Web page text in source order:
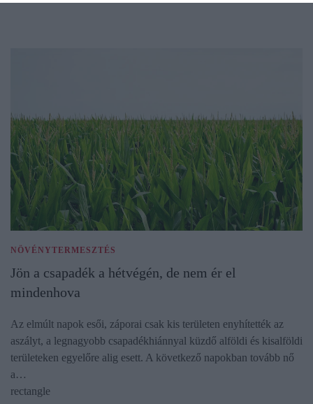
NÖVÉNYTERMESZTÉS
Jön a csapadék a hétvégén, de nem ér el
mindenhova
Az elmúlt napok esői, záporai csak kis területen enyhítették az
aszályt, a legnagyobb csapadékhiánnyal küzdő alföldi és kisalföldi
területeken egyelőre alig esett. A következő napokban tovább nő
a…
rectangle